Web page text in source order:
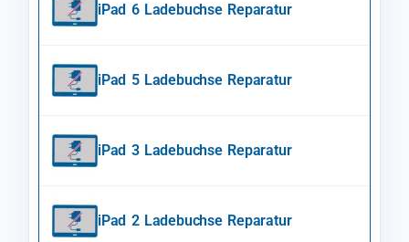
iPad 6 Ladebuchse Reparatur
iPad 5 Ladebuchse Reparatur
iPad 3 Ladebuchse Reparatur
iPad 2 Ladebuchse Reparatur